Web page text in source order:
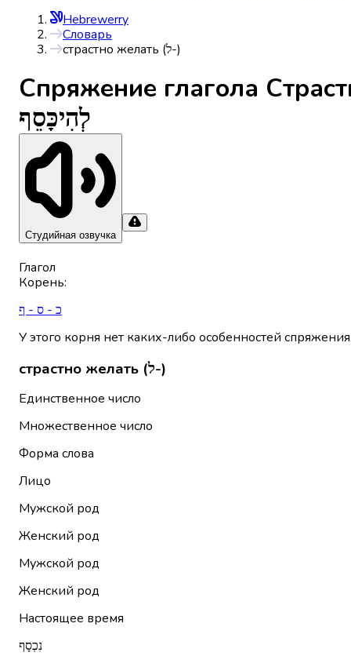
Hebrewerry
Словарь
страстно желать (ל-)
Спряжениe глагола
לְהִיכָּסֵף
Студийная озвучка
Глагол
Корень:
כ - ס - ף
У этого корня нет каких-либо особенностей
страстно желать (ל-)
Единственное число
Множественное число
Форма слова
Лицо
Мужской род
Женский род
Мужской род
Женский род
Настоящее время
נִכְסָף